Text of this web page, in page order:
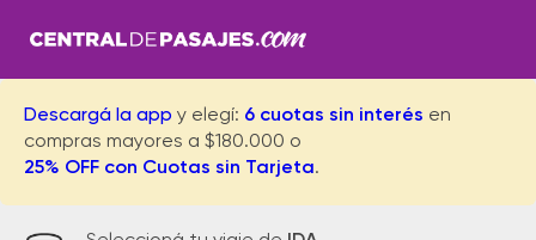
Descargá la app y elegí: 6 cuotas sin interés en
compras mayores a $180.000 o
25% OFF con Cuotas sin Tarjeta.